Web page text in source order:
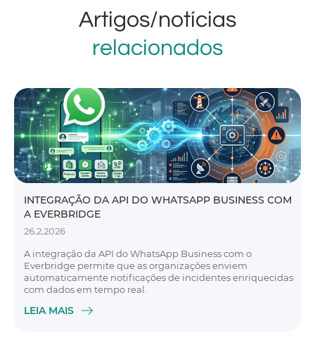
Artigos/notícias
relacionados
INTEGRAÇÃO DA API DO WHATSAPP BUSINESS COM
A EVERBRIDGE
26.2.2026
A integração da API do WhatsApp Business com o
Everbridge permite que as organizações enviem
automaticamente notificações de incidentes enriquecidas
com dados em tempo real.
LEIA MAIS